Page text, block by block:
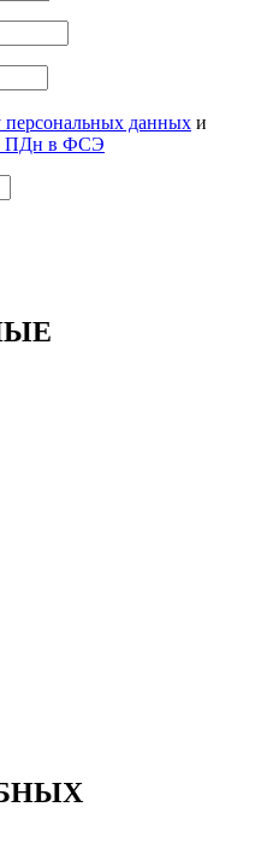
персональных данных и
ПДн в ФСЭ